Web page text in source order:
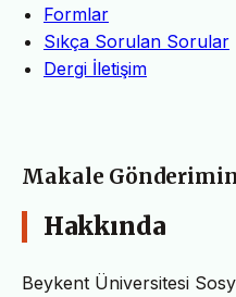
Formlar
Sıkça Sorulan Sorular
Dergi İletişim
Makale
Hakkında
Beykent Üniversitesi